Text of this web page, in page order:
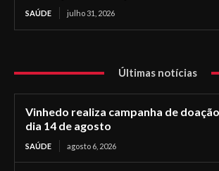
SAÚDE julho 31, 2026
Últimas notícias
Vinhedo realiza campanha de
dia 14 de agosto
SAÚDE agosto 6, 2026